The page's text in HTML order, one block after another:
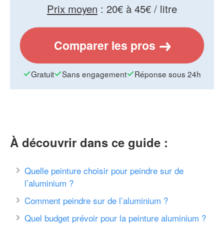
Prix moyen : 20€ à 45€ / litre
Comparer les pros
Gratuit Sans engagement Réponse sous 24h
À découvrir dans ce guide :
Quelle peinture choisir pour peindre sur de
l’aluminium ?
Comment peindre sur de l’aluminium ?
Quel budget prévoir pour la peinture aluminium ?